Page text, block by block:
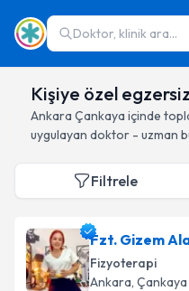
Doktor, klinik ara...
Kişiye özel
Ankara Çankaya içinde
uygulayan doktor - uzman
Filtrele
Fzt. Gizem
Fizyoterapi
Ankara, Çankaya